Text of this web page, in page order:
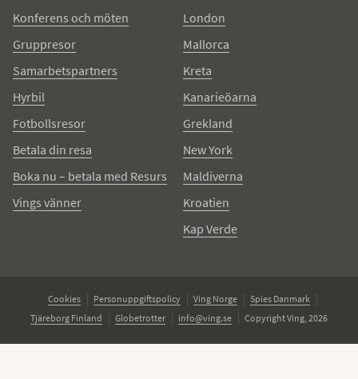
Konferens och möten
Gruppresor
Samarbetspartners
Hyrbil
Fotbollsresor
Betala din resa
Boka nu – betala med Resurs
Vings vänner
London
Mallorca
Kreta
Kanarieöarna
Grekland
New York
Maldiverna
Kroatien
Kap Verde
Cookies Personuppgiftspolicy Ving Norge
Spies Danmark
Tjäreborg Finland
Globetrotter info@ving.se Copyright Ving, 2026